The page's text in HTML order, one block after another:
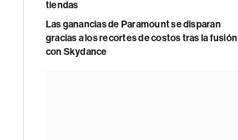
tiendas
Las ganancias de Paramount se disparan
gracias a los recortes de costos tras la fusión
con Skydance